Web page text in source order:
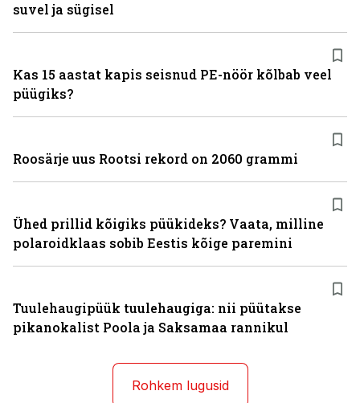
suvel ja sügisel
Kas 15 aastat kapis seisnud PE-nöör kõlbab veel
püügiks?
Roosärje uus Rootsi rekord on 2060 grammi
Ühed prillid kõigiks püükideks? Vaata, milline
polaroidklaas sobib Eestis kõige paremini
Tuulehaugipüük tuulehaugiga: nii püütakse
pikanokalist Poola ja Saksamaa rannikul
Rohkem lugusid